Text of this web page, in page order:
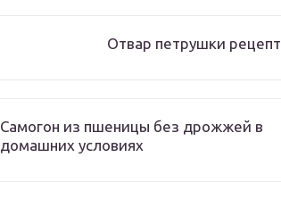
Отвар петрушки рецепт
Самогон из пшеницы без дрожжей в
домашних условиях